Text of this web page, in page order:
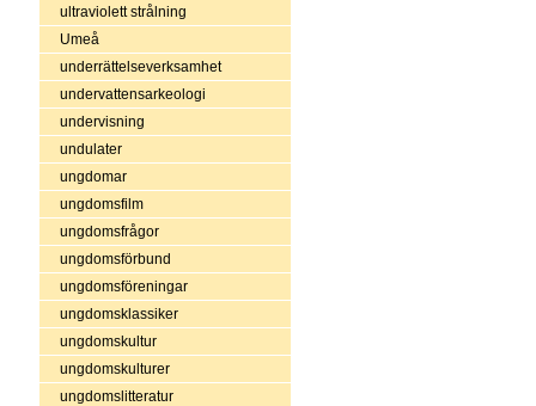
ultraviolett strålning
Umeå
underrättelseverksamhet
undervattensarkeologi
undervisning
undulater
ungdomar
ungdomsfilm
ungdomsfrågor
ungdomsförbund
ungdomsföreningar
ungdomsklassiker
ungdomskultur
ungdomskulturer
ungdomslitteratur